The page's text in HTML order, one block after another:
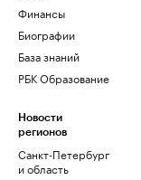
Финансы
Биографии
База знаний
РБК Образование
Новости
регионов
Санкт-Петербург
и область